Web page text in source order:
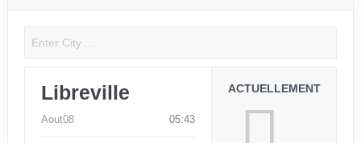
Libreville
Aout08 05:43
ACTUELLEMENT